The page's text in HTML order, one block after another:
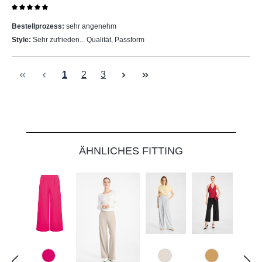
Bestellprozess: sehr angenehm
Style: Sehr zufrieden... Qualität, Passform
Seite
1 Seite
2 Seite
3
ÄHNLICHES FITTING